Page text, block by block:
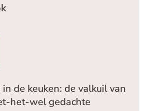
in de keuken: de valkuil van
het-wel gedachte